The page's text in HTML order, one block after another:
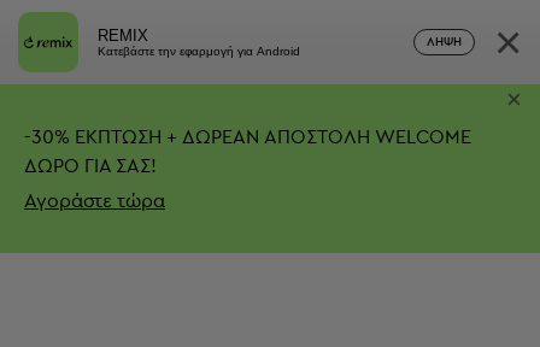
REMIX
Κατεβάστε την εφαρμογή για Android
ΛΉΨΗ ×
-30% ΕΚΠΤΩΣΗ + ΔΩΡΕΑΝ ΑΠΟΣΤΟΛΗ WELCOME
ΔΩΡΟ ΓΙΑ ΣΑΣ!
Αγοράστε τώρα
×